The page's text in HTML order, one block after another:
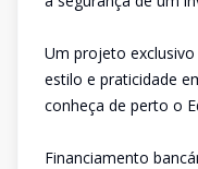
Um projeto
estilo e praticidade
conheça de perto o
Financiamento